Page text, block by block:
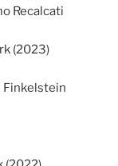
Recalcati
(2023)
Finkelstein